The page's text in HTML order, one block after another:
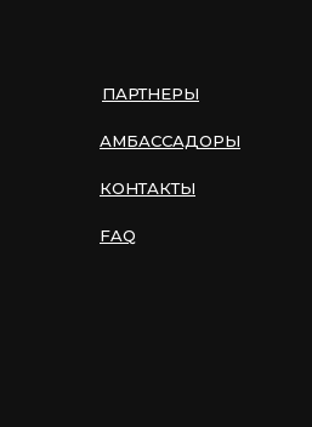
АМБАССАДОРЫ
FAQ
КОНТАКТЫ
ПАРТНЕРЫ